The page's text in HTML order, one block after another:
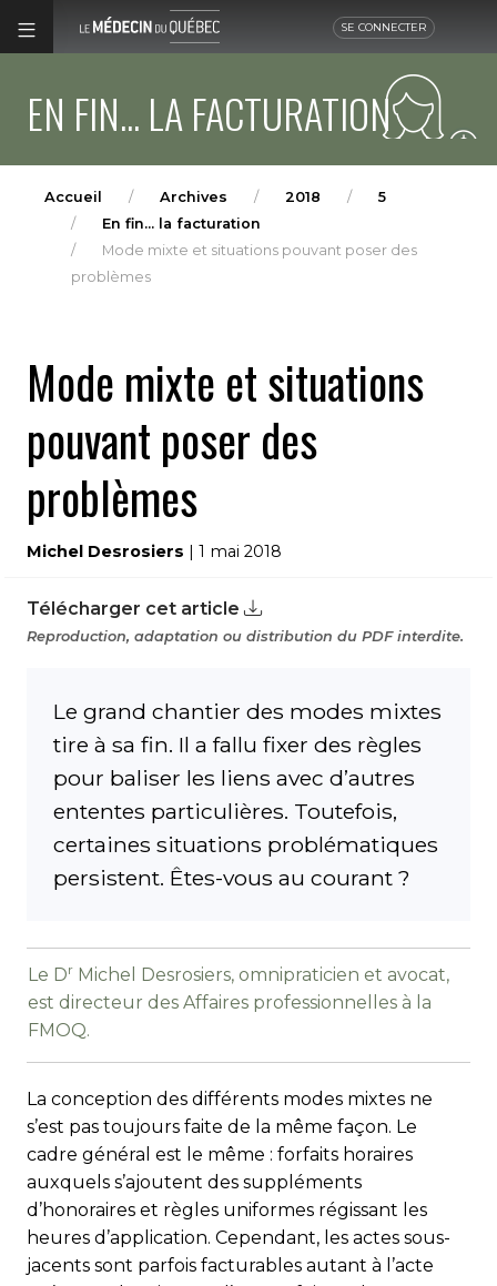
SE CONNECTER
EN FIN... LA FACTURATION
Accueil Archives 2018
5
En fin... la facturation
Mode mixte et situations pouvant poser des
problèmes
Mode mixte et situations
pouvant poser des
problèmes
Michel Desrosiers | 1 mai 2018
Télécharger cet article
Reproduction, adaptation ou distribution du PDF interdite.
Le grand chantier des modes mixtes
tire à sa fin. Il a fallu fixer des règles
pour baliser les liens avec d’autres
ententes particulières. Toutefois,
certaines situations problématiques
persistent. Êtes-vous au courant ?
Le Dr Michel Desrosiers, omnipraticien et avocat,
est directeur des Affaires professionnelles à la
FMOQ.
La conception des différents modes mixtes ne
s’est pas toujours faite de la même façon. Le
cadre général est le même : forfaits horaires
auxquels s’ajoutent des suppléments
d’honoraires et règles uniformes régissant les
heures d’application. Cependant, les actes sous-
jacents sont parfois facturables autant à l’acte